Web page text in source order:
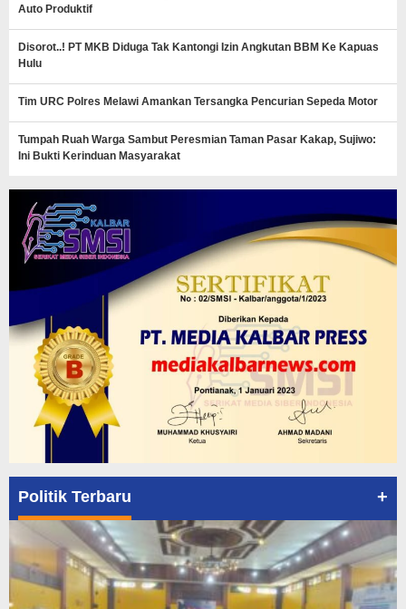
Auto Produktif
Disorot..! PT MKB Diduga Tak Kantongi Izin Angkutan BBM Ke Kapuas
Hulu
Tim URC Polres Melawi Amankan Tersangka Pencurian Sepeda Motor
Tumpah Ruah Warga Sambut Peresmian Taman Pasar Kakap, Sujiwo:
Ini Bukti Kerinduan Masyarakat
Politik Terbaru +